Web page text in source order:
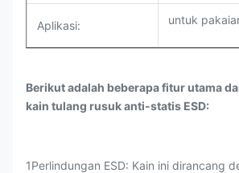
Aplikasi: untuk
Berikut adalah beberapa fitur utama
kain tulang rusuk anti-statis ESD:
1Perlindungan ESD: Kain ini dirancang